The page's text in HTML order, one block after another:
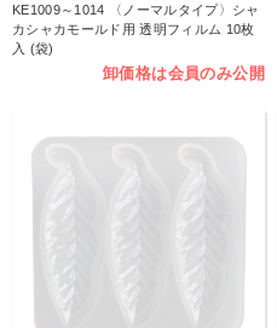
KE1009～1014 〈ノーマルタイプ〉シャ
カシャカモールド用 透明フィルム 10枚
入 (袋)
卸価格は会員のみ公開